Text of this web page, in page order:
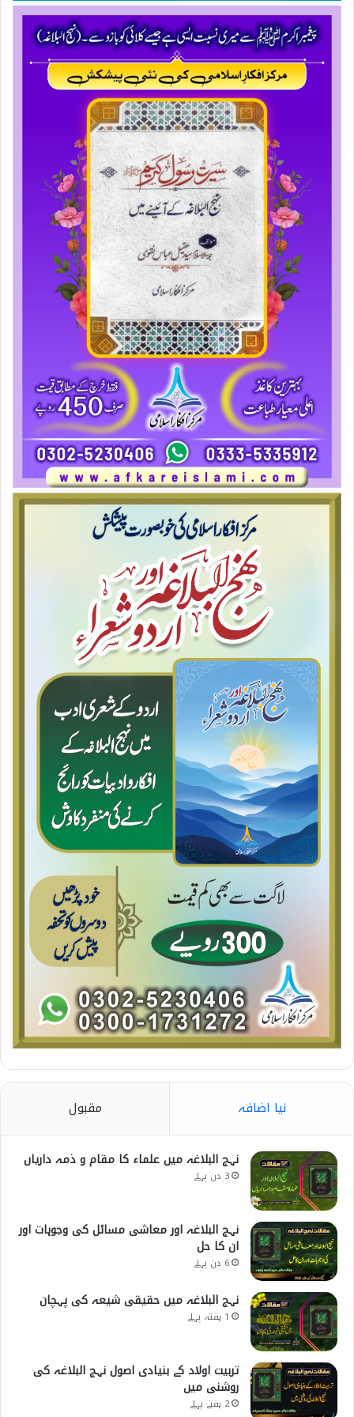
نیا اضافہ مقبول
نہج البلاغہ میں علماء کا مقام و ذمہ داریاں
3 دن پہلے
نہج البلاغہ اور معاشی مسائل کی وجوہات اور
ان کا حل
6 دن پہلے
نہج البلاغہ میں حقیقی شیعہ کی پہچان
1 ہفتہ پہلے
تربیت اولاد کے بنیادی اصول نہج البلاغہ کی
روشنی میں
2 ہفتے پہلے